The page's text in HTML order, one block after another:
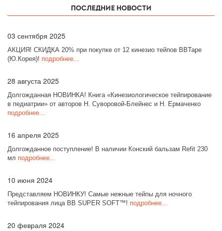
Последние новости
03 сентября 2025
АКЦИЯ! СКИДКА 20% при покупке от 12 кинезио тейпов BBTape
(Ю.Корея)! подробнее...
28 августа 2025
Долгожданная НОВИНКА! Книга «Кинезиологическое тейпирование
в педиатрии» от авторов Н. Суворовой-Блейнес и Н. Ермаченко
подробнее...
16 апреля 2025
Долгожданное поступление! В наличии Конский бальзам Refit 230
мл подробнее...
10 июня 2024
Представляем НОВИНКУ! Самые нежные тейпы для ночного
тейпирования лица BB SUPER SOFT™! подробнее...
20 февраля 2024